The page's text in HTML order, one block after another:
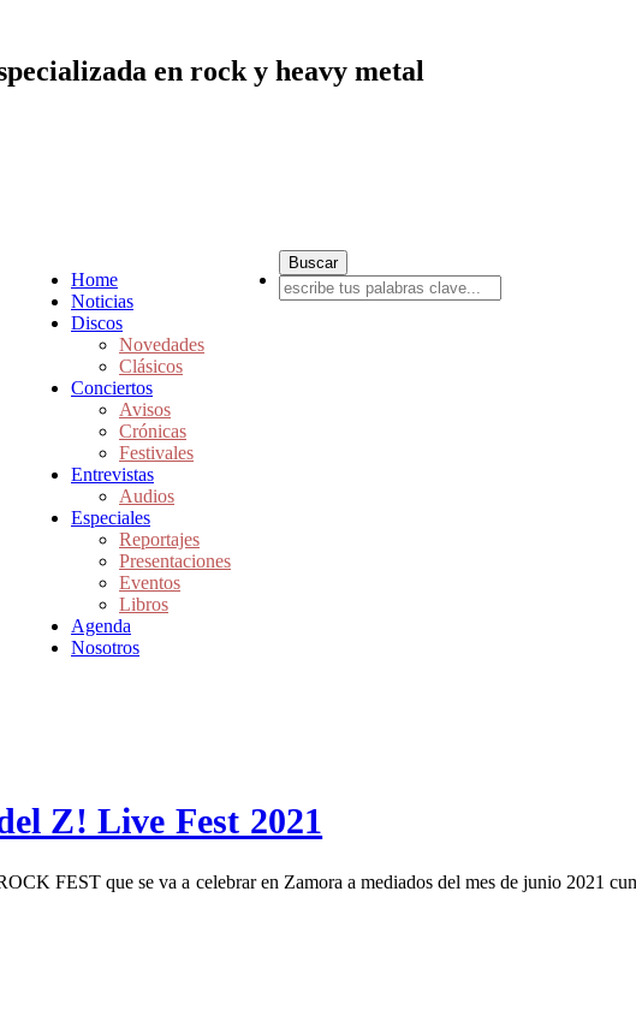
en rock y heavy metal
Home
Noticias
Discos
Novedades
Clásicos
Conciertos
Avisos
Crónicas
Festivales
Entrevistas
Audios
Especiales
Reportajes
Presentaciones
Eventos
Libros
Agenda
Nosotros
Z! Live Fest 2021
FEST que se va a celebrar en Zamora a mediados del mes de junio 2021